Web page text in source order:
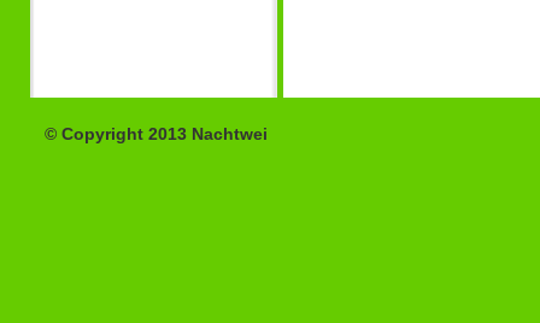
© Copyright 2013 Nachtwei